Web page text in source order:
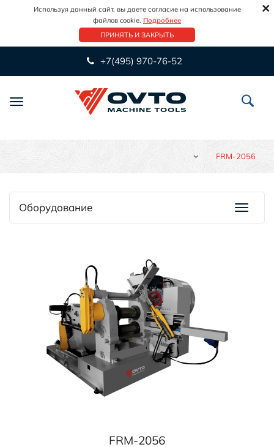
Используя данный сайт, вы даете согласие на использование
файлов cookie. Подробнее
ПРИНЯТЬ И ЗАКРЫТЬ
×
+7(495) 970-76-52
Переключить
FRM-2056
Оборудование
FRM-2056